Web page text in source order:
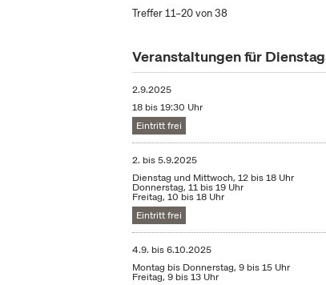
Treffer 11–20 von 38
Veranstaltungen für
2.9.2025
18 bis 19:30 Uhr
Eintritt frei
2. bis5.9.2025
Dienstag und Mittwoch, 12 bis 18 Uhr
Donnerstag, 11 bis 19 Uhr
Freitag, 10 bis 18 Uhr
Eintritt frei
4.9. bis6.10.2025
Montag bis Donnerstag, 9 bis 15 Uhr
Freitag, 9 bis 13 Uhr